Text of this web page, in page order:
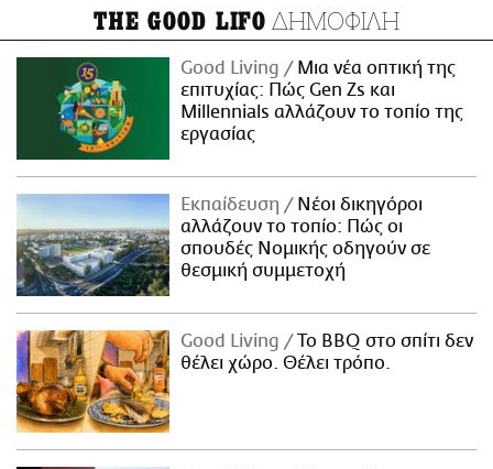
THE GOOD LIFO ΔΗΜΟΦΙΛΗ
Good Living
Μια νέα οπτική της
επιτυχίας: Πώς Gen Zs και
Millennials αλλάζουν το τοπίο της
εργασίας
Εκπαίδευση
Νέοι δικηγόροι
αλλάζουν το τοπίο: Πώς οι
σπουδές Νομικής οδηγούν σε
θεσμική συμμετοχή
Good Living
Το BBQ στο σπίτι δεν
θέλει χώρο. Θέλει τρόπο.